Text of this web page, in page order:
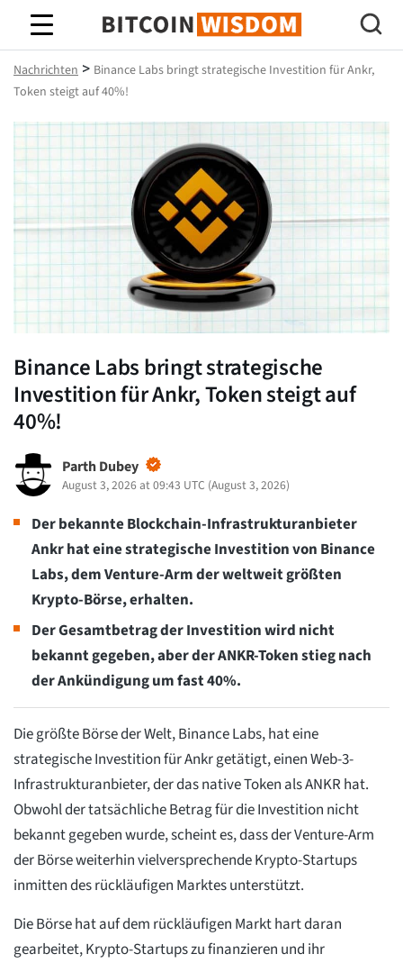
Bitcoin-Weisheit
Nachrichten > Binance Labs bringt strategische Investition für Ankr,
Token steigt auf 40%!
Binance Labs bringt strategische
Investition für Ankr, Token steigt auf
40%!
Parth Dubey
August 3, 2026 at 09:43 UTC (August 3, 2026)
Der bekannte Blockchain-Infrastrukturanbieter
Ankr hat eine strategische Investition von Binance
Labs, dem Venture-Arm der weltweit größten
Krypto-Börse, erhalten.
Der Gesamtbetrag der Investition wird nicht
bekannt gegeben, aber der ANKR-Token stieg nach
der Ankündigung um fast 40%.
Die größte Börse der Welt, Binance Labs, hat eine
strategische Investition für Ankr getätigt, einen Web-3-
Infrastrukturanbieter, der das native Token als ANKR hat.
Obwohl der tatsächliche Betrag für die Investition nicht
bekannt gegeben wurde, scheint es, dass der Venture-Arm
der Börse weiterhin vielversprechende Krypto-Startups
inmitten des rückläufigen Marktes unterstützt.
Die Börse hat auf dem rückläufigen Markt hart daran
gearbeitet, Krypto-Startups zu finanzieren und ihr